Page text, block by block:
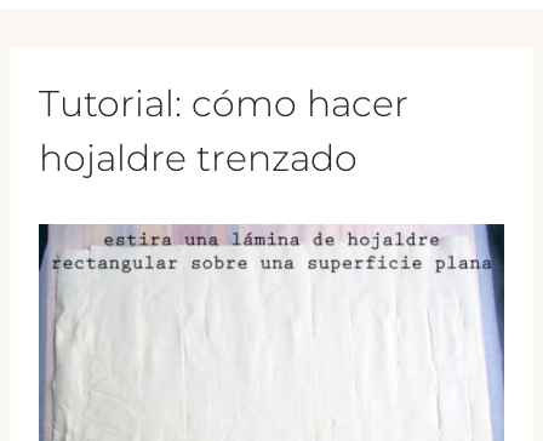
Tutorial: cómo hacer
hojaldre trenzado